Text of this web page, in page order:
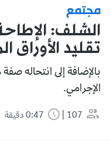
مجتمع
الشلف:
تقليد الأوراق
بالإضافة إلى انتحاله
الإجرامي.
107